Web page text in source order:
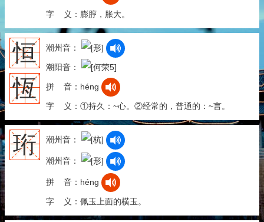
字 义：膨脝，胀大。
恒
恆
潮州音：
潮阳音：
拼 音：héng
字 义：①持久：~心。②经常的，普通的：~言。
珩 潮州音：
潮州音：
拼 音：héng
字 义：佩玉上面的横玉。